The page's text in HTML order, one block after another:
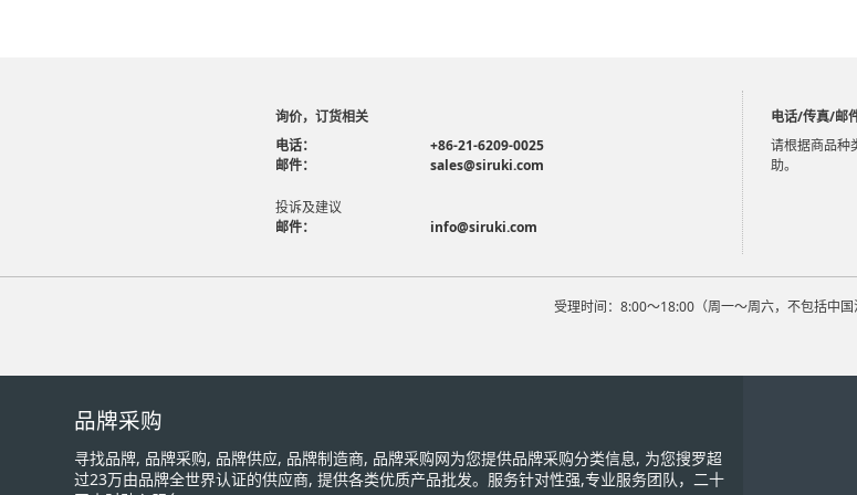
询价，订货相关
电话：
+86-21-6209-0025
邮件：
sales@siruki.com
投诉及建议
邮件：
info@siruki.com
电话/传真/邮
请根据商品种
助。
受理时间：8:00～18:00（周一～周六，不包括中国
品牌采购
寻找品牌, 品牌采购, 品牌供应, 品牌制造商, 品牌采购网为您提供品牌采购分类信息, 为您搜罗超
过23万由品牌全世界认证的供应商, 提供各类优质产品批发。服务针对性强,专业服务团队，二十